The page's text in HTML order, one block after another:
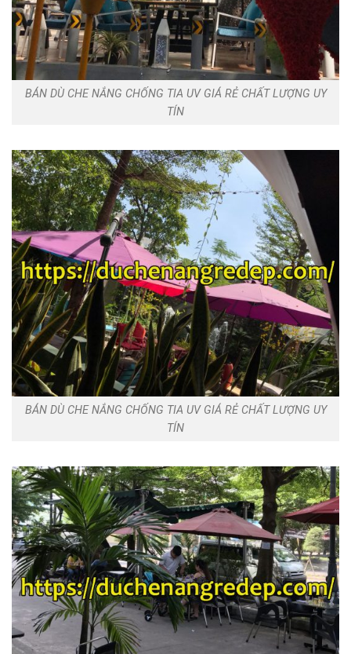
BÁN DÙ CHE NẮNG CHỐNG TIA UV GIÁ RẺ CHẤT LƯỢNG UY
TÍN
BÁN DÙ CHE NẮNG CHỐNG TIA UV GIÁ RẺ CHẤT LƯỢNG UY
TÍN